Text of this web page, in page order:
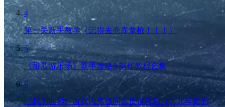
4
第一关新手教学（记得去仓库拿枪！！！）
5
《甜瓜游乐场》新手攻略&制作教程合集
6
《我的世界》游戏内充值问题反馈流程（2026年最新